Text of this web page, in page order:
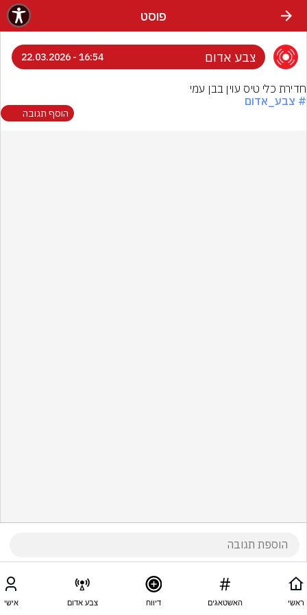
פוסט
צבע אדום 16:54 - 22.03.2026
חדירת כלי טיס עוין בבן עמי
# צבע_אדום
הוסף תגובה
ראשי האשטאגים דיווח צבע אדום אישי